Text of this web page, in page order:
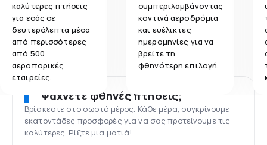
καλύτερες πτήσεις
για εσάς σε
δευτερόλεπτα μέσα
από περισσότερες
από 500
αεροπορικές
εταιρείες.
συμπεριλαμβάνοντας
κοντινά αεροδρόμια
και ευέλικτες
ημερομηνίες για να
βρείτε τη
φθηνότερη επιλογή.
Ψάχνετε φθηνές πτήσεις;
Βρίσκεστε στο σωστό μέρος. Κάθε μέρα, συγκρίνουμε
εκατοντάδες προσφορές για να σας προτείνουμε τις
καλύτερες. Ρίξτε μια ματιά!